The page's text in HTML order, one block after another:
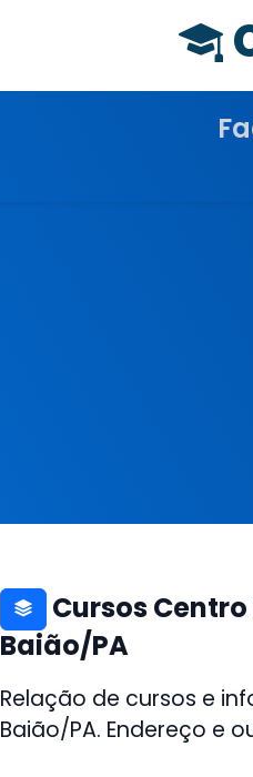
Cursos
Baião/PA
Relação de cursos e
Baião/PA. Endereço e